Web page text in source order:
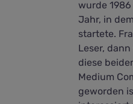
wurde
Jahr, in
startete.
Leser,
diese
Medium
geworden